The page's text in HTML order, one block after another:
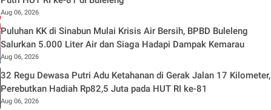
Aug 06, 2026
Puluhan KK di Sinabun Mulai Krisis Air Bersih, BPBD Buleleng
Salurkan 5.000 Liter Air dan Siaga Hadapi Dampak Kemarau
Aug 06, 2026
32 Regu Dewasa Putri Adu Ketahanan di Gerak Jalan 17 Kilometer,
Perebutkan Hadiah Rp82,5 Juta pada HUT RI ke-81
Aug 06, 2026